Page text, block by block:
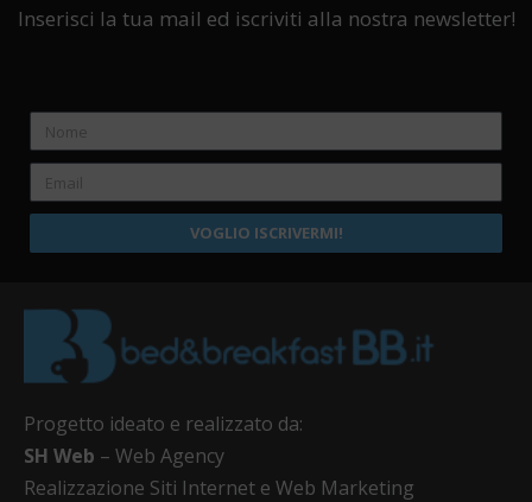
Inserisci la tua mail ed iscriviti alla nostra newsletter!
VOGLIO ISCRIVERMI!
Progetto ideato e realizzato da:
SH Web – Web Agency
Realizzazione Siti Internet e Web Marketing